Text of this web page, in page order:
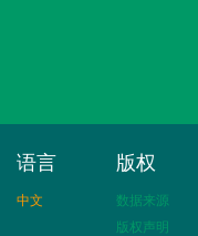
语言
中文
版权
数据来源
版权声明